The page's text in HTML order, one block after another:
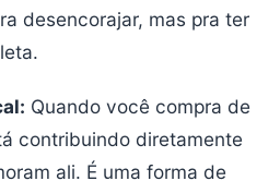
desencorajar, mas pra ter
Quando você compra de
contribuindo diretamente
ali. É uma forma de